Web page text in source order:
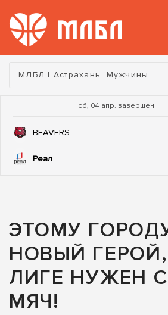
Турнир:
МЛБЛ | Астрахань. Мужчины
сб, 04 апр. завершен
BEAVERS
Реал
ЭТОМУ
НОВЫЙ
ЛИГЕ НУЖЕН
МЯЧ!